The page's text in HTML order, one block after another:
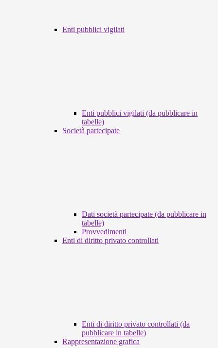
Enti pubblici vigilati
Enti pubblici vigilati (da pubblicare in
tabelle)
Società partecipate
Dati società partecipate (da pubblicare in
tabelle)
Provvedimenti
Enti di diritto privato controllati
Enti di diritto privato controllati (da
pubblicare in tabelle)
Rappresentazione grafica